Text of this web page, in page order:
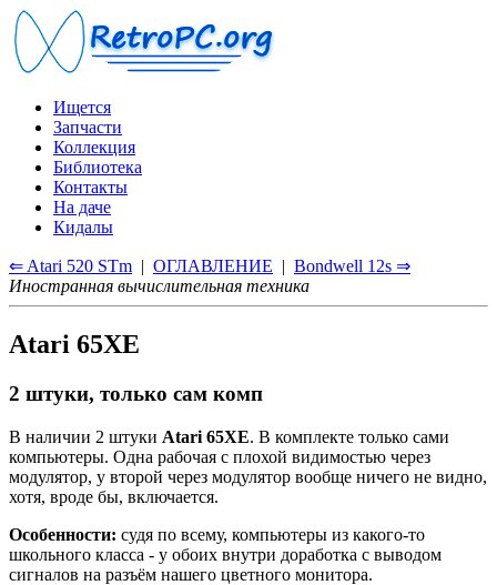
Ищется
Запчасти
Коллекция
Библиотека
Контакты
На даче
Кидалы
⇐ Atari 520 STm | ОГЛАВЛЕНИЕ | Bondwell 12s ⇒
Иностранная вычислительная техника
Atari 65XE
2 штуки, только сам комп
В наличии 2 штуки Atari 65XE. В комплекте только сами
компьютеры. Одна рабочая с плохой видимостью через
модулятор, у второй через модулятор вообще ничего не видно,
хотя, вроде бы, включается.
Особенности: судя по всему, компьютеры из какого-то
школьного класса - у обоих внутри доработка с выводом
сигналов на разъём нашего цветного монитора.